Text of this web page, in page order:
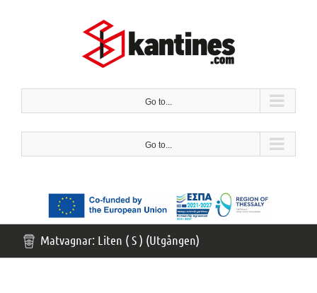
Go to...
Go to...
Matvagnar: Liten ( S ) (Utgången)